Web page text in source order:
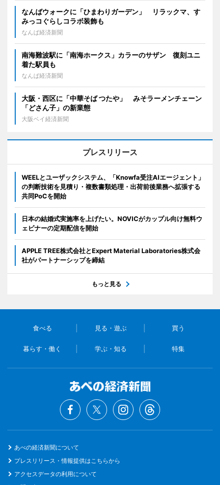
なんばウォークに「ひまわりガーデン」 リラックマ、す
みっコぐらしコラボ装飾も
なんば経済新聞
南海難波駅に「南海ホークス」カラーのサザン 復刻ユニ
着た駅員も
なんば経済新聞
大阪・西区に「中華そば つたや」 みそラーメンチェーン
「どさん子」の新業態
大阪ベイ経済新聞
プレスリリース
WEELとユーザックシステム、「Knowfa受注AIエージェント」
の判断技術を見積り・複数書類処理・出荷前後業務へ拡張する
共同PoCを開始
日本の結婚式実施率を上げたい。NOVICがカップル向け無料ウ
ェビナーの定期配信を開始
APPLE TREE株式会社とExpert Material Laboratories株式会
社がパートナーシップを締結
もっと見る
食べる 見る・遊ぶ 買う
暮らす・働く 学ぶ・知る 特集
あべの経済新聞について
プレスリリース・情報提供はこちらから
アクセスデータの利用について